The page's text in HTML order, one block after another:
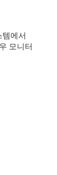
에서
모니터